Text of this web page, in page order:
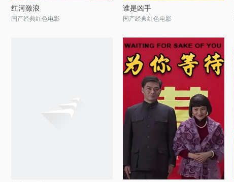
红河激浪
国产经典红色电影
谁是凶手
国产经典红色电影